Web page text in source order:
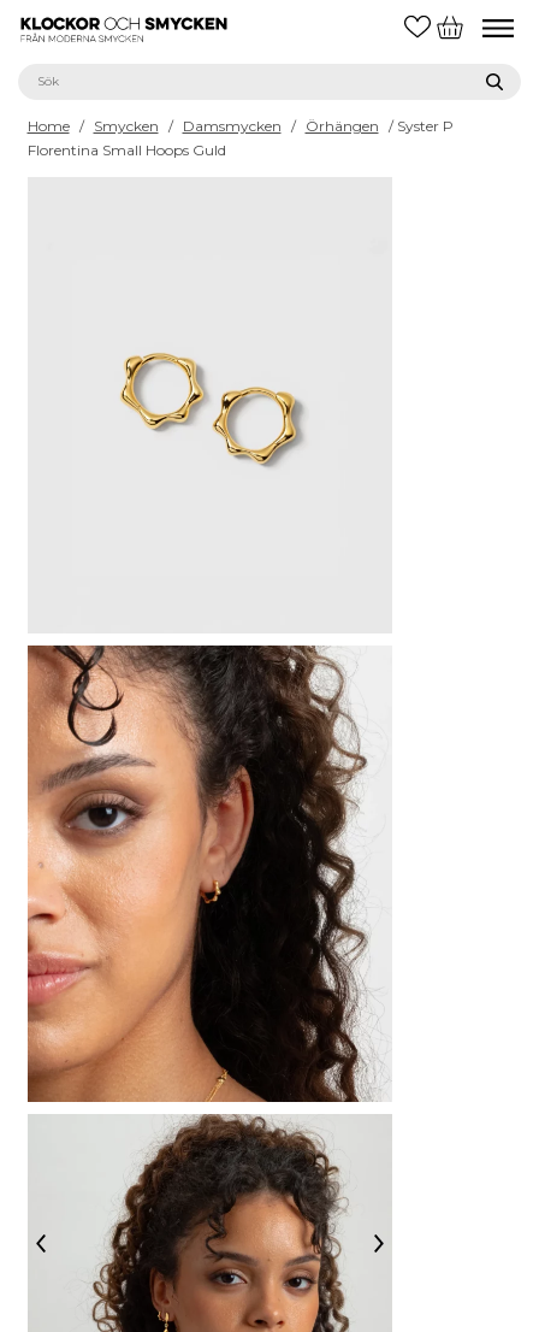
Home / Smycken / Damsmycken / Örhängen / Syster P
Florentina Small Hoops Guld